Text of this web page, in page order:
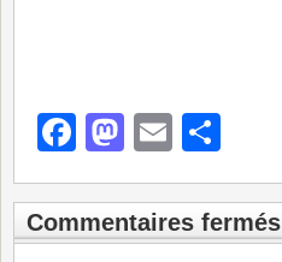
Facebook
Mastodon
Email
Commentaires fermés